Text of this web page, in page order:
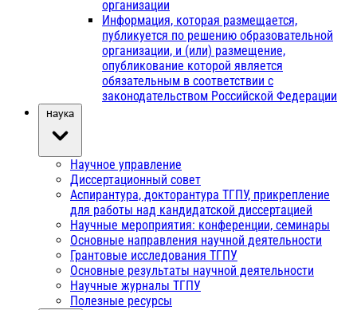
организации
Информация, которая размещается,
публикуется по решению образовательной
организации, и (или) размещение,
опубликование которой является
обязательным в соответствии с
законодательством Российской Федерации
Наука
Научное управление
Диссертационный совет
Аспирантура, докторантура ТГПУ, прикрепление
для работы над кандидатской диссертацией
Научные мероприятия: конференции, семинары
Основные направления научной деятельности
Грантовые исследования ТГПУ
Основные результаты научной деятельности
Научные журналы ТГПУ
Полезные ресурсы